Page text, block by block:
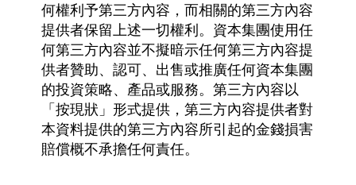
何權利予第三方內容，而相關的第三方內容
提供者保留上述一切權利。資本集團使用任
何第三方內容並不擬暗示任何第三方內容提
供者贊助、認可、出售或推廣任何資本集團
的投資策略、產品或服務。第三方內容以
「按現狀」形式提供，第三方內容提供者對
本資料提供的第三方內容所引起的金錢損害
賠償概不承擔任何責任。